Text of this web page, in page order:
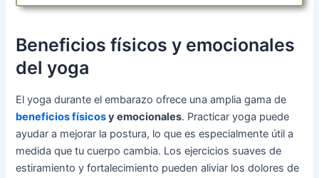
Beneficios físicos y emocionales
del yoga
El yoga durante el embarazo ofrece una amplia gama de
beneficios físicosy emocionales. Practicar yoga puede
ayudar a mejorar la postura, lo que es especialmente útil a
medida que tu cuerpo cambia. Los ejercicios suaves de
estiramiento y fortalecimiento pueden aliviar los dolores de